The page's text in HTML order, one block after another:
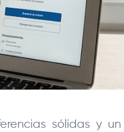
sólidas y